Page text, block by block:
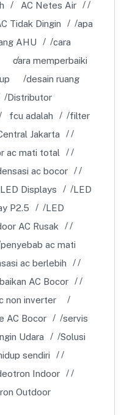
AC Netes Air
Tidak Dingin
apa
AHU
cara
cara memperbaiki
desain ruang
Distributor
fcu adalah
filter
Jakarta
ac mati total
ac bocor
LED Displays
LED
P2.5
LED
AC Rusak
penyebab ac mati
ac berlebih
AC Bocor
non inverter
AC Bocor
servis
Udara
Solusi
sendiri
Indoor
Outdoor